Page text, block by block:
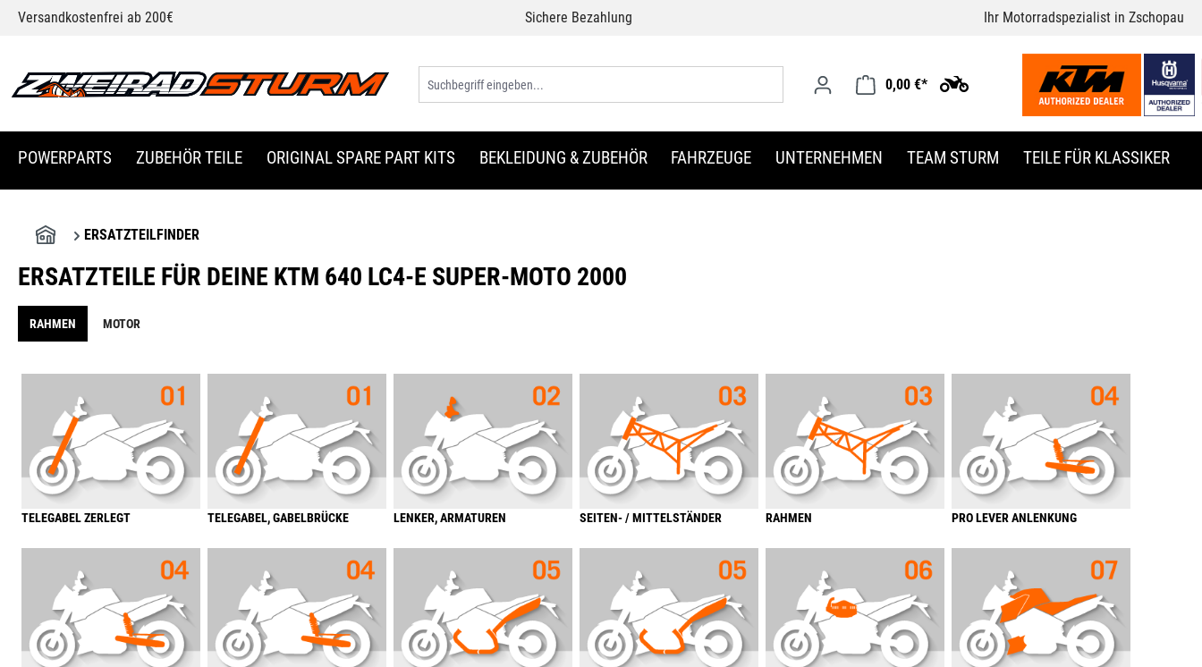
Zur Hauptnavigation springen
Versandkostenfrei ab 200€ Sichere Bezahlung Ihr Motorradspezialist in Zschopau
0,00 €*
POWERPARTS ZUBEHÖR TEILE ORIGINAL SPARE PART KITS BEKLEIDUNG & ZUBEHÖR FAHRZEUGE UNTERNEHMEN TEAM STURM TEILE FÜR KLASSIKER
ERSATZTEILFINDER
ERSATZTEILE FÜR DEINE KTM 640 LC4-E SUPER-MOTO 2000
RAHMEN MOTOR
TELEGABEL ZERLEGT TELEGABEL, GABELBRÜCKE LENKER, ARMATUREN SEITEN- / MITTELSTÄNDER RAHMEN PRO LEVER ANLENKUNG